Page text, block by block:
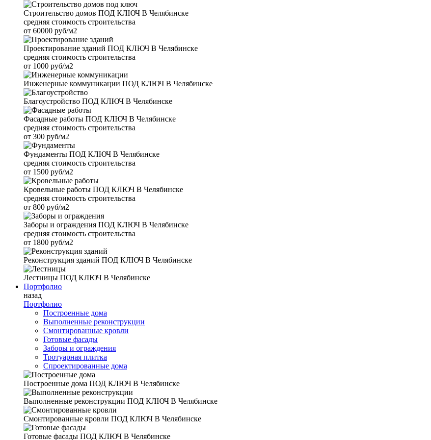
Строительство домов ПОД КЛЮЧ В Челябинске
средняя стоимость строительства
от 60000 руб/м2
Проектирование зданий ПОД КЛЮЧ В Челябинске
средняя стоимость строительства
от 1000 руб/м2
Инженерные коммуникации ПОД КЛЮЧ В Челябинске
Благоустройство ПОД КЛЮЧ В Челябинске
Фасадные работы ПОД КЛЮЧ В Челябинске
средняя стоимость строительства
от 300 руб/м2
Фундаменты ПОД КЛЮЧ В Челябинске
средняя стоимость строительства
от 1500 руб/м2
Кровельные работы ПОД КЛЮЧ В Челябинске
средняя стоимость строительства
от 800 руб/м2
Заборы и ограждения ПОД КЛЮЧ В Челябинске
средняя стоимость строительства
от 1800 руб/м2
Реконструкция зданий ПОД КЛЮЧ В Челябинске
Лестницы ПОД КЛЮЧ В Челябинске
Портфолио
назад
Портфолио
Построенные дома
Выполненные реконструкции
Смонтированные кровли
Готовые фасады
Заборы и ограждения
Тротуарная плитка
Спроектированные дома
Построенные дома ПОД КЛЮЧ В Челябинске
Выполненные реконструкции ПОД КЛЮЧ В Челябинске
Смонтированные кровли ПОД КЛЮЧ В Челябинске
Готовые фасады ПОД КЛЮЧ В Челябинске